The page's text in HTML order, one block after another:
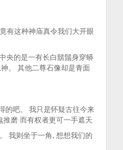
有这种神庙真令我们大开眼
央的是一有长白鬍鬚身穿蟒
。 其他二尊石像却是青面
的吧。 我只是怀疑古往今来
磨 而有权者更可一手遮天
我则坐于一角, 想想我们的